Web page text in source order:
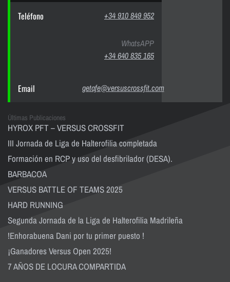
Teléfono +34 910 849 952
WhatsAPP
+34 640 835 165
Email getafe@versuscrossfit.com
Últimas Publicaciones
HYROX PFT – VERSUS CROSSFIT
III Jornada de Liga de Halterofilia completada
Formación en RCP y uso del desfibrilador (DESA).
BARBACOA
VERSUS BATTLE OF TEAMS 2025
HARD RUNNING
Segunda Jornada de la Liga de Halterofilia Madrileña
!Enhorabuena Dani por tu primer puesto !
¡Ganadores Versus Open 2025!
7 AÑOS DE LOCURA COMPARTIDA